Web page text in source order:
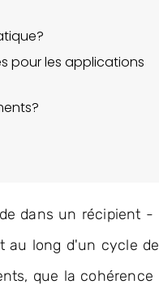
pour les applications
dans un récipient -
au long d'un cycle de
que la cohérence